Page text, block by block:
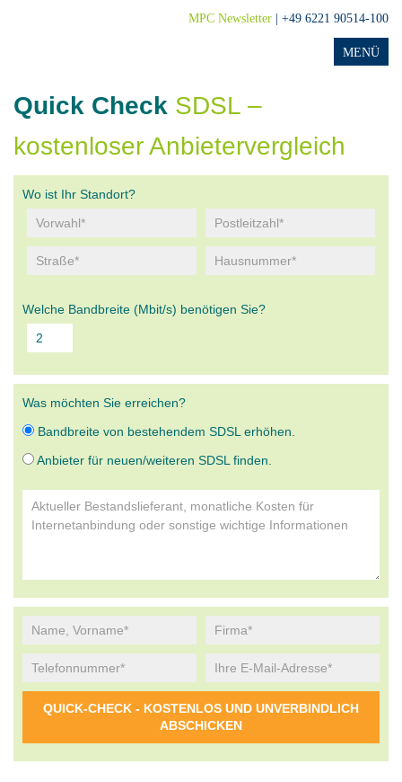
MPC Newsletter | +49 6221 90514-100
Quick Check SDSL –
kostenloser Anbietervergleich
Wo ist Ihr Standort?
Welche Bandbreite (Mbit/s) benötigen Sie?
Was möchten Sie erreichen?
Bandbreite von bestehendem SDSL erhöhen.
Anbieter für neuen/weiteren SDSL finden.